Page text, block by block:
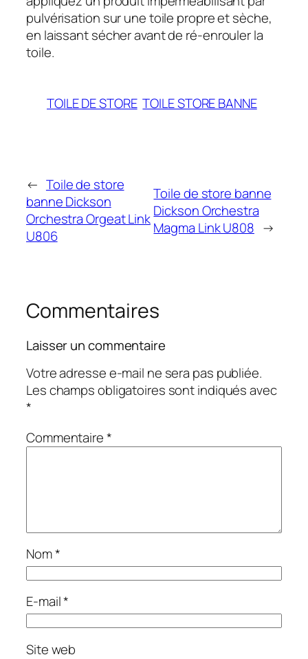
pulvérisation sur une toile propre et sèche,
en laissant sécher avant de ré-enrouler la
toile.
TOILE DE STORE TOILE STORE BANNE
← Toile de store
banne Dickson
Orchestra Orgeat Link
U806
Toile de store banne
Dickson Orchestra
Magma Link U808 →
Commentaires
Laisser un commentaire
Votre adresse e-mail ne sera pas publiée.
Les champs obligatoires sont indiqués avec
*
Commentaire*
Nom*
E-mail*
Site web